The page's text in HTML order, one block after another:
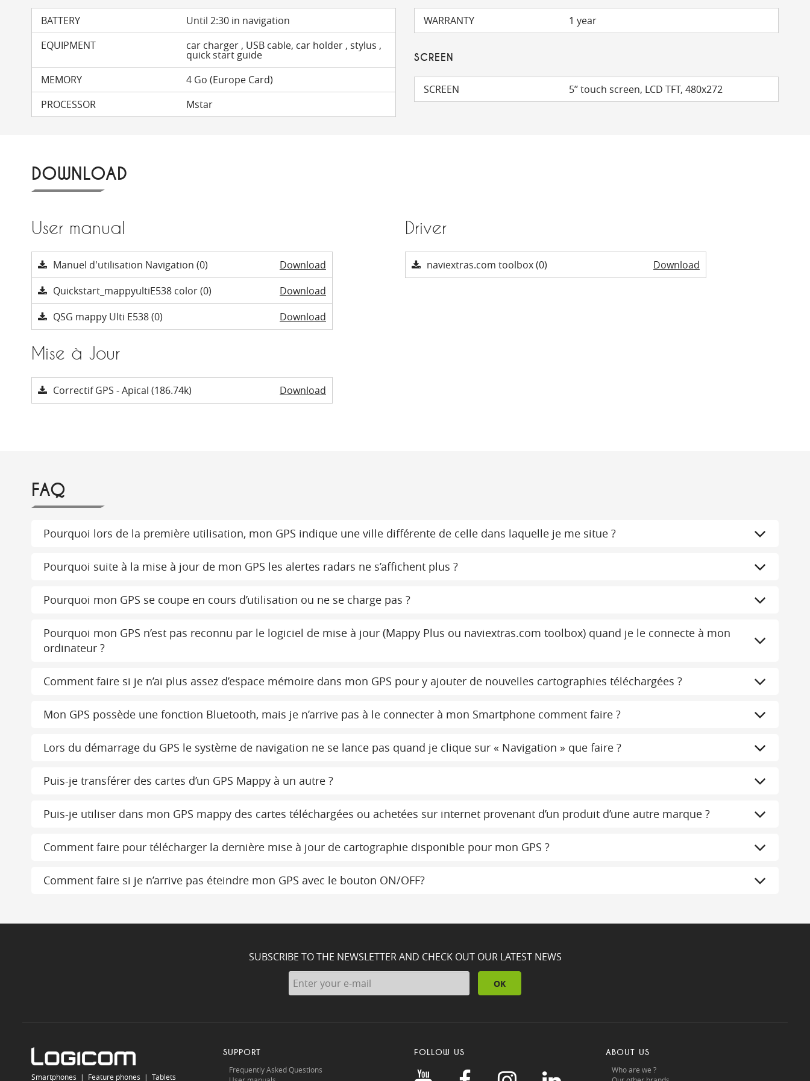
BATTERY
Until 2:30 in navigation
EQUIPMENT
car charger , USB cable, car holder , stylus ,
quick start guide
MEMORY
4 Go (Europe Card)
PROCESSOR
Mstar
WARRANTY 1 year
SCREEN
SCREEN 5’’ touch screen, LCD TFT, 480x272
DOWNLOAD
User manual
Manuel d'utilisation Navigation (0)
Download
Quickstart_mappyultiE538 color (0)
Download
QSG mappy Ulti E538 (0)
Download
Driver
naviextras.com toolbox (0) Download
Mise à Jour
Correctif GPS - Apical (186.74k) Download
FAQ
Pourquoi lors de la première utilisation, mon GPS indique une ville différente de celle dans laquelle je me situe ?
Pourquoi suite à la mise à jour de mon GPS les alertes radars ne s’affichent plus ?
Pourquoi mon GPS se coupe en cours d’utilisation ou ne se charge pas ?
Pourquoi mon GPS n’est pas reconnu par le logiciel de mise à jour (Mappy Plus ou naviextras.com toolbox) quand je le connecte à mon
ordinateur ?
Comment faire si je n’ai plus assez d’espace mémoire dans mon GPS pour y ajouter de nouvelles cartographies téléchargées ?
Mon GPS possède une fonction Bluetooth, mais je n’arrive pas à le connecter à mon Smartphone comment faire ?
Lors du démarrage du GPS le système de navigation ne se lance pas quand je clique sur « Navigation » que faire ?
Puis-je transférer des cartes d’un GPS Mappy à un autre ?
Puis-je utiliser dans mon GPS mappy des cartes téléchargées ou achetées sur internet provenant d’un produit d’une autre marque ?
Comment faire pour télécharger la dernière mise à jour de cartographie disponible pour mon GPS ?
Comment faire si je n’arrive pas éteindre mon GPS avec le bouton ON/OFF?
SUBSCRIBE TO THE NEWSLETTER AND CHECK OUT OUR LATEST NEWS
OK
Smartphones | Feature phones | Tablets
SUPPORT
Frequently Asked Questions
FOLLOW US ABOUT US
Who are we ?